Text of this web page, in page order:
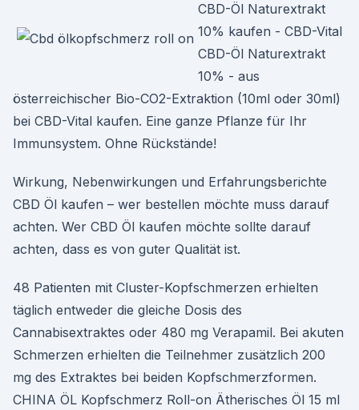
CBD-Öl Naturextrakt
10% kaufen - CBD-Vital
CBD-Öl Naturextrakt
10% - aus
österreichischer Bio-CO2-Extraktion (10ml oder 30ml)
bei CBD-Vital kaufen. Eine ganze Pflanze für Ihr
Immunsystem. Ohne Rückstände!
Wirkung, Nebenwirkungen und Erfahrungsberichte
CBD Öl kaufen – wer bestellen möchte muss darauf
achten. Wer CBD Öl kaufen möchte sollte darauf
achten, dass es von guter Qualität ist.
48 Patienten mit Cluster-Kopfschmerzen erhielten
täglich entweder die gleiche Dosis des
Cannabisextraktes oder 480 mg Verapamil. Bei akuten
Schmerzen erhielten die Teilnehmer zusätzlich 200
mg des Extraktes bei beiden Kopfschmerzformen.
CHINA ÖL Kopfschmerz Roll-on Ätherisches Öl 15 ml